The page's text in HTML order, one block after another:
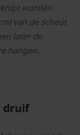
worden.
van de scheut
later de
hangen.
druif